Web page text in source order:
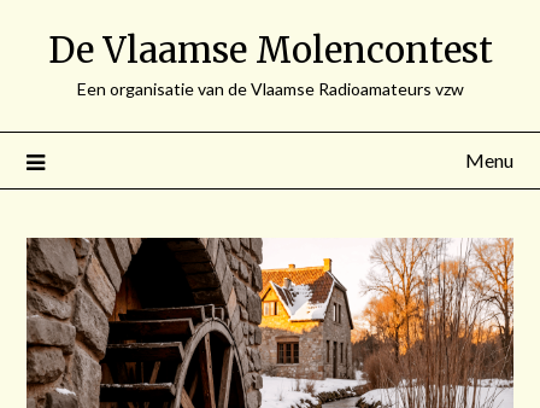
De Vlaamse Molencontest
Een organisatie van de Vlaamse Radioamateurs vzw
Menu